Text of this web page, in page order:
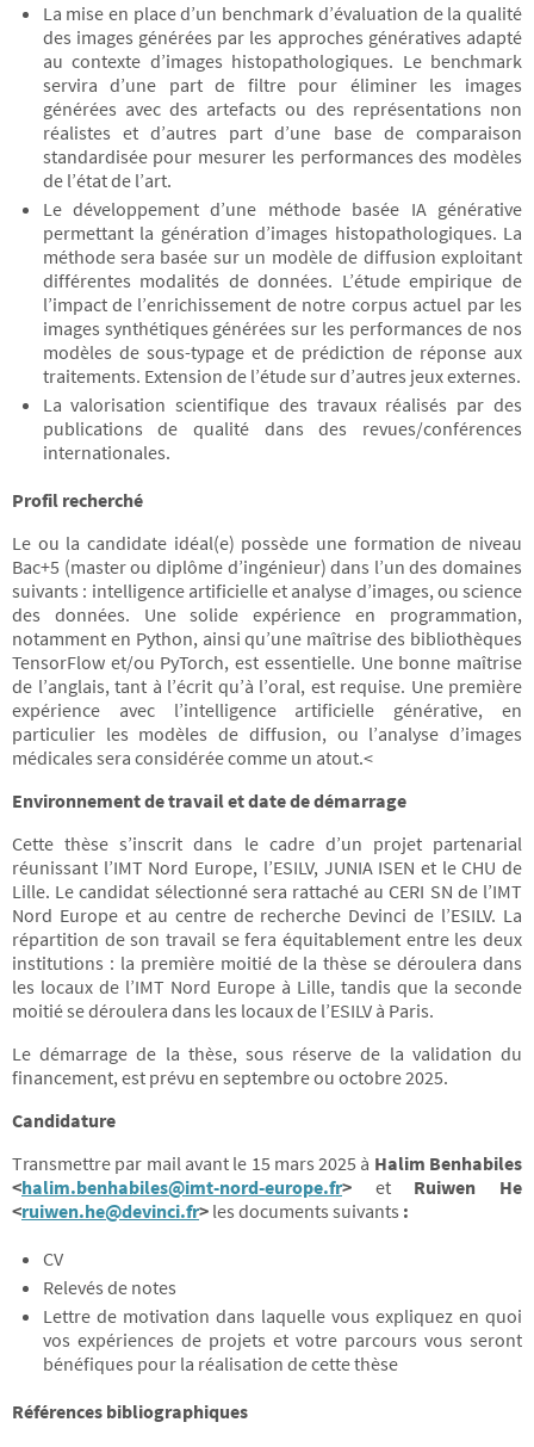
La mise en place d’un benchmark d’évaluation de la qualité
des images générées par les approches génératives adapté
au contexte d’images histopathologiques. Le benchmark
servira d’une part de filtre pour éliminer les images
générées avec des artefacts ou des représentations non
réalistes et d’autres part d’une base de comparaison
standardisée pour mesurer les performances des modèles
de l’état de l’art.
Le développement d’une méthode basée IA générative
permettant la génération d’images histopathologiques. La
méthode sera basée sur un modèle de diffusion exploitant
différentes modalités de données. L’étude empirique de
l’impact de l’enrichissement de notre corpus actuel par les
images synthétiques générées sur les performances de nos
modèles de sous-typage et de prédiction de réponse aux
traitements. Extension de l’étude sur d’autres jeux externes.
La valorisation scientifique des travaux réalisés par des
publications de qualité dans des revues/conférences
internationales.
Profil recherché
Le ou la candidate idéal(e) possède une formation de niveau
Bac+5 (master ou diplôme d’ingénieur) dans l’un des domaines
suivants : intelligence artificielle et analyse d’images, ou science
des données. Une solide expérience en programmation,
notamment en Python, ainsi qu’une maîtrise des bibliothèques
TensorFlow et/ou PyTorch, est essentielle. Une bonne maîtrise
de l’anglais, tant à l’écrit qu’à l’oral, est requise. Une première
expérience avec l’intelligence artificielle générative, en
particulier les modèles de diffusion, ou l’analyse d’images
médicales sera considérée comme un atout.<
Environnement de travail et date de démarrage
Cette thèse s’inscrit dans le cadre d’un projet partenarial
réunissant l’IMT Nord Europe, l’ESILV, JUNIA ISEN et le CHU de
Lille. Le candidat sélectionné sera rattaché au CERI SN de l’IMT
Nord Europe et au centre de recherche Devinci de l’ESILV. La
répartition de son travail se fera équitablement entre les deux
institutions : la première moitié de la thèse se déroulera dans
les locaux de l’IMT Nord Europe à Lille, tandis que la seconde
moitié se déroulera dans les locaux de l’ESILV à Paris.
Le démarrage de la thèse, sous réserve de la validation du
financement, est prévu en septembre ou octobre 2025.
Candidature
Transmettre par mail avant le 15 mars 2025 à Halim Benhabiles
<halim.benhabiles@imt-nord-europe.fr> etRuiwen He
<ruiwen.he@devinci.fr> les documents suivants :
CV
Relevés de notes
Lettre de motivation dans laquelle vous expliquez en quoi
vos expériences de projets et votre parcours vous seront
bénéfiques pour la réalisation de cette thèse
Références bibliographiques